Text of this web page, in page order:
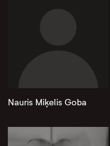
Nauris Miķelis Goba